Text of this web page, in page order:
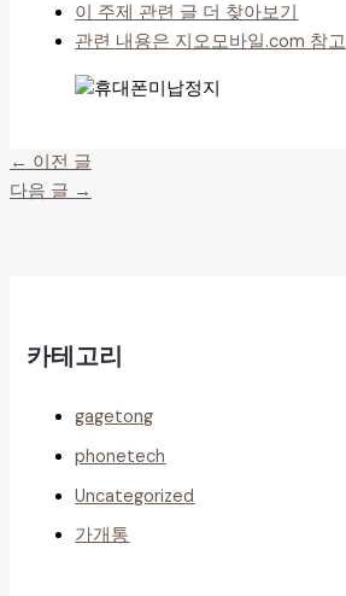
이 주제 관련 글 더 찾아보기
관련 내용은 지오모바일.com 참고
← 이전 글
다음 글 →
카테고리
gagetong
phonetech
Uncategorized
가개통